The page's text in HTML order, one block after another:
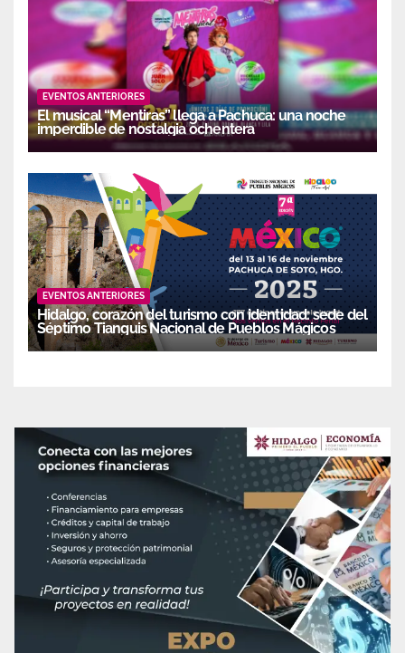
EVENTOS ANTERIORES
El musical “Mentiras” llega a Pachuca: una noche
imperdible de nostalgia ochentera
EVENTOS ANTERIORES
Hidalgo, corazón del turismo con identidad: sede del
Séptimo Tianguis Nacional de Pueblos Mágicos